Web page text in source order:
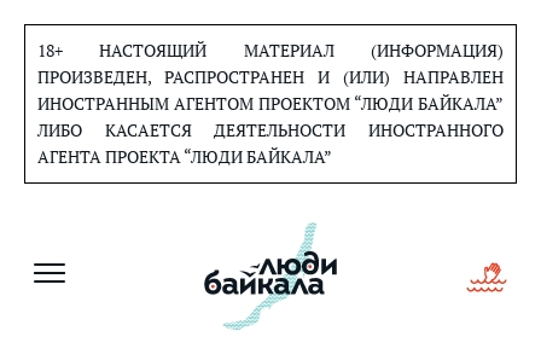
содержанию
18+ НАСТОЯЩИЙ МАТЕРИАЛ (ИНФОРМАЦИЯ)
ПРОИЗВЕДЕН, РАСПРОСТРАНЕН И (ИЛИ) НАПРАВЛЕН
ИНОСТРАННЫМ АГЕНТОМ ПРОЕКТОМ “ЛЮДИ БАЙКАЛА”
ЛИБО КАСАЕТСЯ ДЕЯТЕЛЬНОСТИ ИНОСТРАННОГО
АГЕНТА ПРОЕКТА “ЛЮДИ БАЙКАЛА”